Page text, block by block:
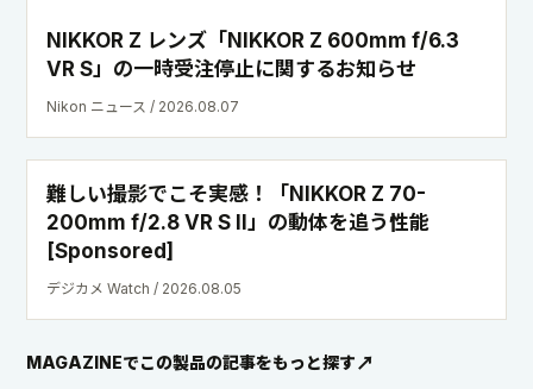
NIKKOR Z レンズ「NIKKOR Z 600mm f/6.3
VR S」の一時受注停止に関するお知らせ
Nikon ニュース / 2026.08.07
難しい撮影でこそ実感！「NIKKOR Z 70-
200mm f/2.8 VR S II」の動体を追う性能
[Sponsored]
デジカメ Watch / 2026.08.05
MAGAZINEでこの製品の記事をもっと探す